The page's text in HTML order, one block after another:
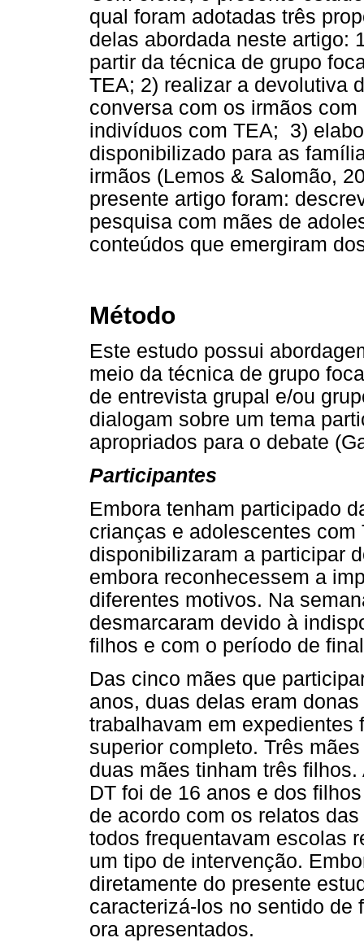
qual foram adotadas três
delas abordada neste artigo:
partir da técnica de grupo
TEA; 2) realizar a devolutiva
conversa com os irmãos
indivíduos com TEA; 3)
disponibilizado para as
irmãos (Lemos & Salomão,
presente artigo foram:
pesquisa com mães de
conteúdos que emergiram
Método
Este estudo possui
meio da técnica de grupo
de entrevista grupal e/ou
dialogam sobre um tema
apropriados para o debate
Participantes
Embora tenham participado
crianças e adolescentes com
disponibilizaram a participar
embora reconhecessem a
diferentes motivos. Na
desmarcaram devido à
filhos e com o período de
Das cinco mães que
anos, duas delas eram
trabalhavam em
superior completo. Três
duas mães tinham três
DT foi de 16 anos e dos
de acordo com os relatos
todos frequentavam escolas
um tipo de intervenção.
diretamente do presente
caracterizá-los no sentido de
ora apresentados.